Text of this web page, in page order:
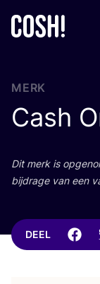
MERK
Cash
Dit merk is
bij­dra­ge van een
DEEL